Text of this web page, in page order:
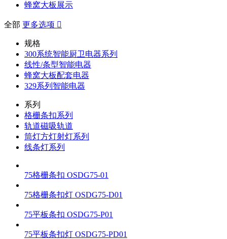
蜂窝大板展示
全部 更多选项 
规格
300系统智能厨卫电器系列
线性/条型智能电器
蜂窝大板配套电器
329系列智能电器
系列
格栅条扣系列
轨道磁吸轨道
筒灯方灯射灯系列
线条灯系列
75格栅条扣 OSDG75-01
75格栅条扣灯 OSDG75-D01
75平板条扣 OSDG75-P01
75平板条扣灯 OSDG75-PD01